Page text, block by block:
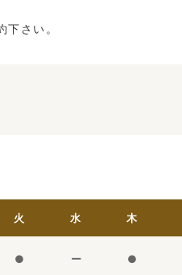
さい。
火 水 木
● ー ●